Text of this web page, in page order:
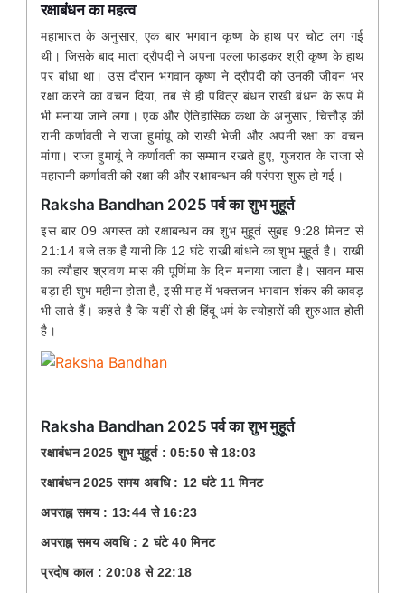
रक्षाबंधन का महत्व
महाभारत के अनुसार, एक बार भगवान कृष्ण के हाथ पर चोट लग गई
थी। जिसके बाद माता द्रौपदी ने अपना पल्ला फाड़कर श्री कृष्ण के हाथ
पर बांधा था। उस दौरान भगवान कृष्ण ने द्रौपदी को उनकी जीवन भर
रक्षा करने का वचन दिया, तब से ही पवित्र बंधन राखी बंधन के रूप में
भी मनाया जाने लगा। एक और ऐतिहासिक कथा के अनुसार, चित्तौड़ की
रानी कर्णावती ने राजा हुमांयू को राखी भेजी और अपनी रक्षा का वचन
मांगा। राजा हुमायूं ने कर्णावती का सम्मान रखते हुए, गुजरात के राजा से
महारानी कर्णावती की रक्षा की और रक्षाबन्धन की परंपरा शुरू हो गई।
Raksha Bandhan 2025 पर्व का शुभ मुहूर्त
इस बार 09 अगस्त को रक्षाबन्धन का शुभ मुहूर्त सुबह 9:28 मिनट से
21:14 बजे तक है यानी कि 12 घंटे राखी बांधने का शुभ मुहूर्त है। राखी
का त्यौहार श्रावण मास की पूर्णिमा के दिन मनाया जाता है। सावन मास
बड़ा ही शुभ महीना होता है, इसी माह में भक्तजन भगवान शंकर की कावड़
भी लाते हैं। कहते है कि यहीं से ही हिंदू धर्म के त्योहारों की शुरुआत होती
है।
Raksha Bandhan 2025पर्व का शुभ मुहूर्त
रक्षाबंधन 2025 शुभ मुहूर्त : 05:50 से 18:03
रक्षाबंधन 2025 समय अवधि : 12 घंटे 11 मिनट
अपराह्न समय : 13:44 से 16:23
अपराह्न समय अवधि : 2 घंटे 40 मिनट
प्रदोष काल : 20:08 से 22:18